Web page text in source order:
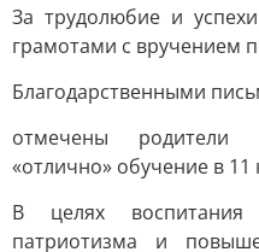
За трудолюбие и
грамотами с вручением
Благодарственными
отмечены родители
«отлично» обучение в 11
В целях
патриотизма и